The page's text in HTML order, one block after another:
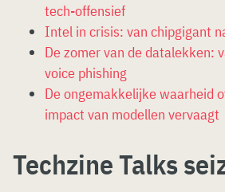
tech-offensief
Intel in crisis: van chipgigant
De zomer van de datalekken:
voice phishing
De ongemakkelijke waarheid
impact van modellen vervaagt
Techzine Talks